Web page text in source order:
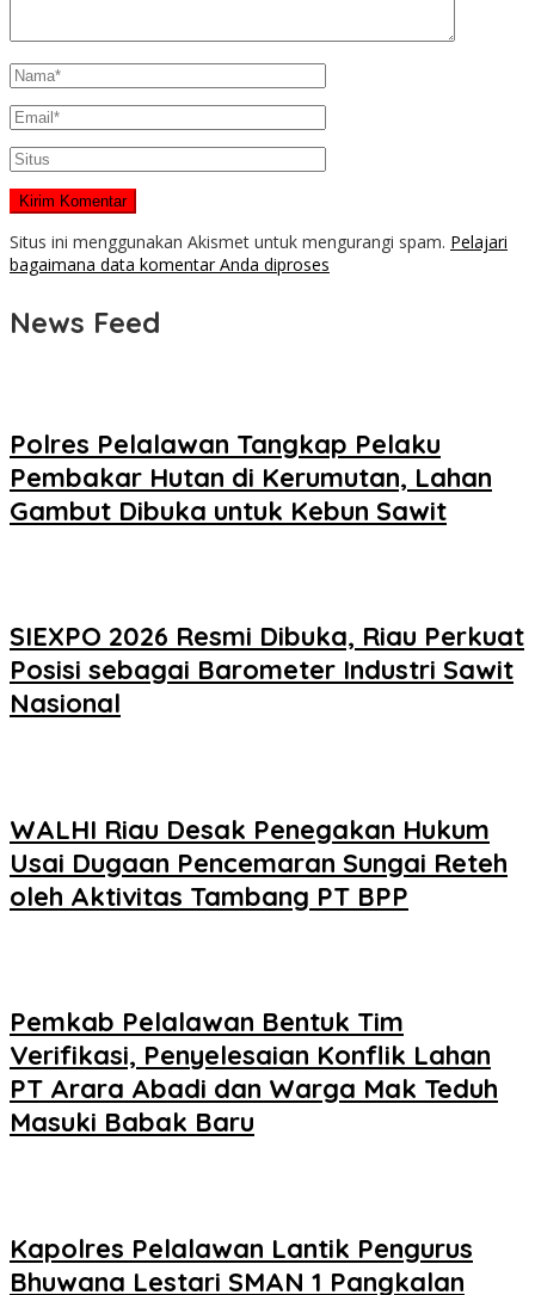
Situs ini menggunakan Akismet untuk mengurangi spam. Pelajari
bagaimana data komentar Anda diproses
News Feed
Polres Pelalawan Tangkap Pelaku
Pembakar Hutan di Kerumutan, Lahan
Gambut Dibuka untuk Kebun Sawit
SIEXPO 2026 Resmi Dibuka, Riau Perkuat
Posisi sebagai Barometer Industri Sawit
Nasional
WALHI Riau Desak Penegakan Hukum
Usai Dugaan Pencemaran Sungai Reteh
oleh Aktivitas Tambang PT BPP
Pemkab Pelalawan Bentuk Tim
Verifikasi, Penyelesaian Konflik Lahan
PT Arara Abadi dan Warga Mak Teduh
Masuki Babak Baru
Kapolres Pelalawan Lantik Pengurus
Bhuwana Lestari SMAN 1 Pangkalan